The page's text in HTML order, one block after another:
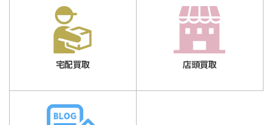
宅配買取 店頭買取